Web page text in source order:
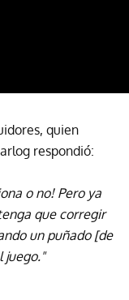
quien
respondió:
o no! Pero ya
que corregir
un puñado [de
juego."